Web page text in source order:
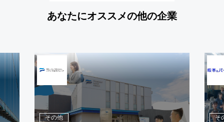
あなたにオススメの他の企業
その他 そ